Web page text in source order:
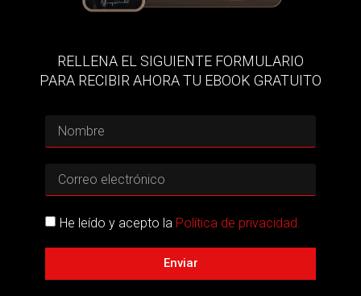
RELLENA EL SIGUIENTE FORMULARIO
PARA RECIBIR AHORA TU EBOOK GRATUITO
He leído y acepto la Política de privacidad.
Enviar